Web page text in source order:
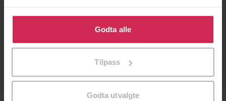
Klikk på «Godta alle» for å gi oss ditt samtykke til å
bruke cookies for alle disse formålene. Du kan også
tilpasse ditt samtykke til spesifikke formål ved å klikke
Godta alle
Tilpass
Godta utvalgte
299,-
Jo Nesbø
399,-
Jussi Adler-Olsen